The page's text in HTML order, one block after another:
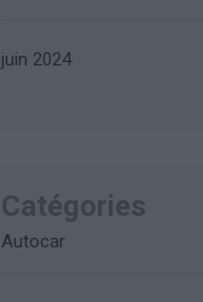
juin 2024
Catégories
Autocar